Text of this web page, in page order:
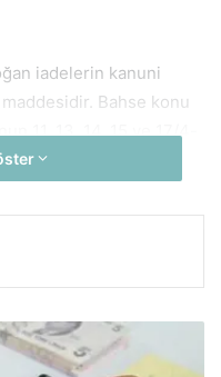
iadelerin kanuni
maddesidir. Bahse konu
11, 13, 14, 15 ve 17/4-
edilmiş bulunan
üzerinden
tabi işlemlerin
yılının sonuna
ve Maliye Bakanlığı